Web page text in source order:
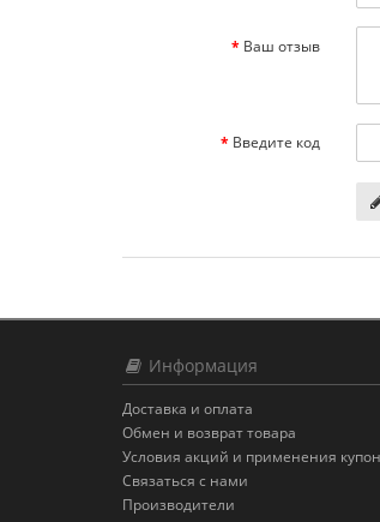
Ваш отзыв
Введите код
Информация
Доставка и оплата
Обмен и возврат товара
Условия акций и применения
Связаться с нами
Производители